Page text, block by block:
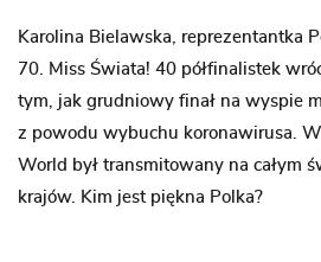
Karolina Bielawska, reprezentantka
70. Miss Świata! 40 półfinalistek
tym, jak grudniowy finał na wyspie
z powodu wybuchu koronawirusa.
World był transmitowany na całym
krajów. Kim jest piękna Polka?